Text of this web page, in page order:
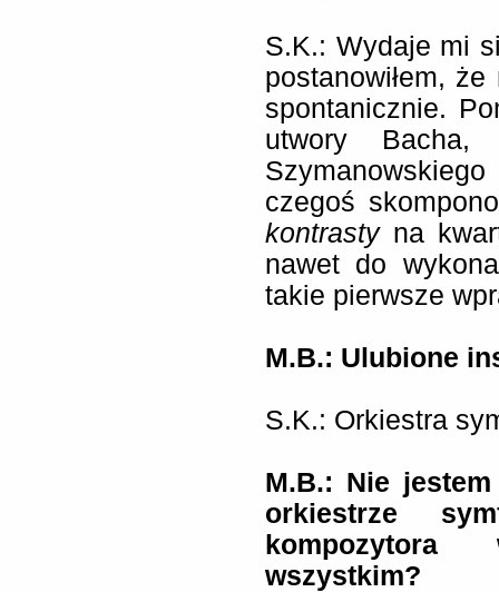
S.K.: Wydaje mi
postanowiłem,
spontanicznie.
utwory Bacha,
czegoś
kontrasty na
nawet do
takie pierwsze
M.B.: Ulubione
S.K.: Orkiestra
M.B.: Nie
orkiestrze
wszystkim?